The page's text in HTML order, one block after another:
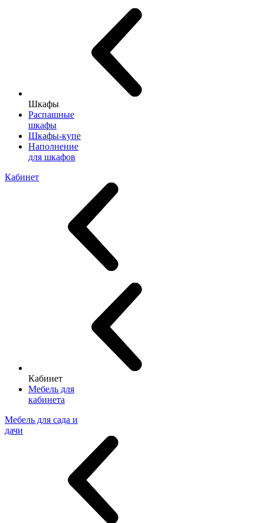
Шкафы
Распашные
шкафы
Шкафы-купе
Наполнение
для шкафов
Кабинет
Кабинет
Мебель для
кабинета
Мебель для сада и
дачи